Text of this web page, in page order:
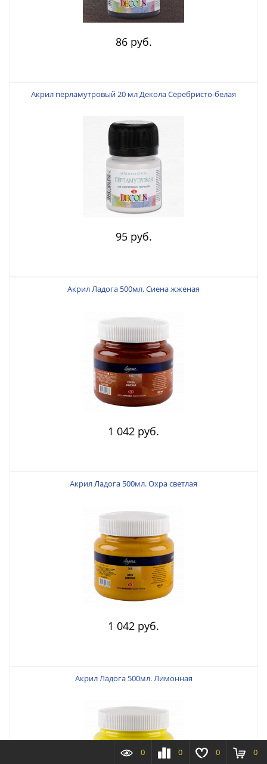
86 руб.
Акрил перламутровый 20 мл Декола Серебристо-белая
95 руб.
Акрил Ладога 500мл. Сиена жженая
1 042 руб.
Акрил Ладога 500мл. Охра светлая
1 042 руб.
Акрил Ладога 500мл. Лимонная
0 0 0 0